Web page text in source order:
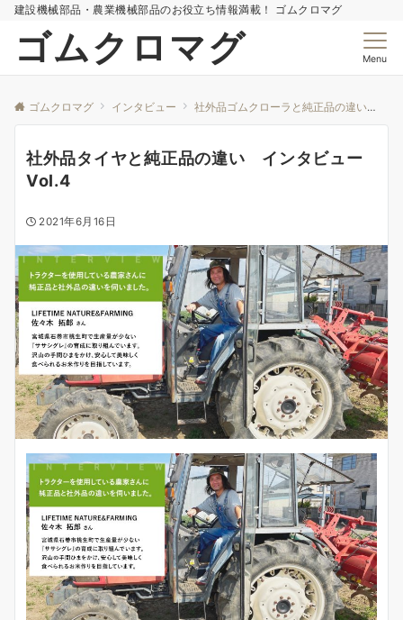
建設機械部品・農業機械部品のお役立ち情報満載！ ゴムクロマグ
ゴムクロマグ Menu
ゴムクロマグ インタビュー 社外品ゴムクローラと純正品の違い
社外品タイヤと純正品の違い インタビュー
Vol.4
2021年6月16日